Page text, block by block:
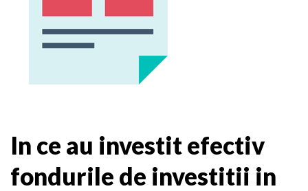
In ce au investit efectiv
fondurile de investitii in